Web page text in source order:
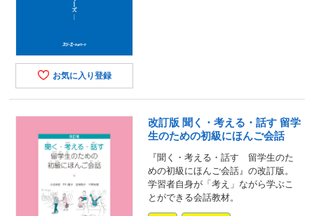
お気に入り登録
改訂版 聞く・考える・話す 留学
生のための初級にほんご会話
『聞く・考える・話す 留学生のた
めの初級にほんご会話』の改訂版。
学習者自身が「考え」ながら学ぶこ
とができる会話教材。